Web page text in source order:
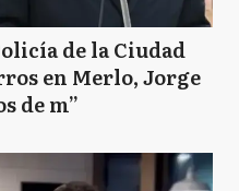
de la Ciudad
en Merlo, Jorge
de m”